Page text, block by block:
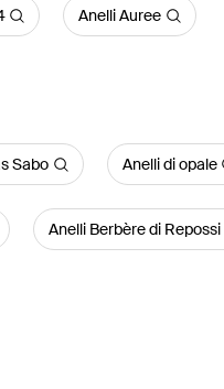
Anelli Auree
Sabo Anelli di opale
Anelli Berbère di Repossi